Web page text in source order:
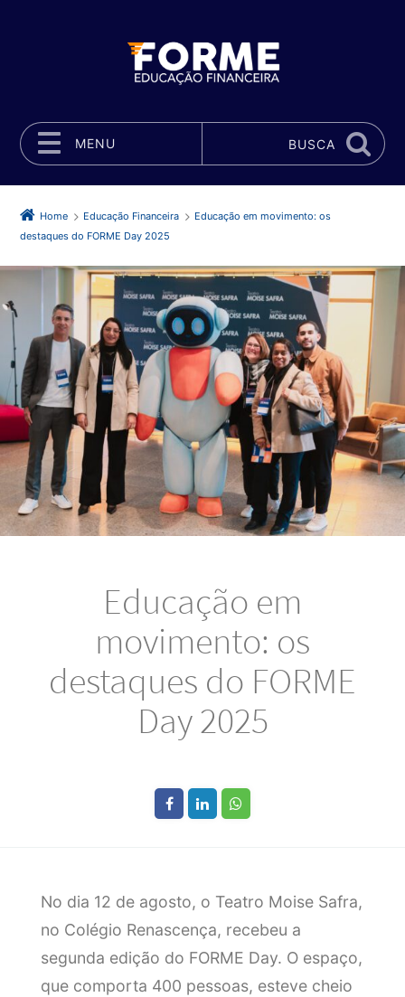
MENU
Pular para o conteúdo
BUSCA
Home Educação Financeira
Educação em movimento: os
destaques do FORME Day 2025
Educação em
movimento: os
destaques do FORME
Day 2025
No dia 12 de agosto, o Teatro Moise Safra,
no Colégio Renascença, recebeu a
segunda edição do FORME Day. O espaço,
que comporta 400 pessoas, esteve cheio